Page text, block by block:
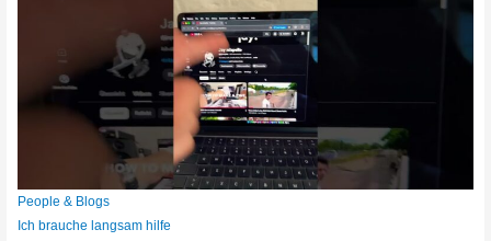
People & Blogs
Ich brauche langsam hilfe